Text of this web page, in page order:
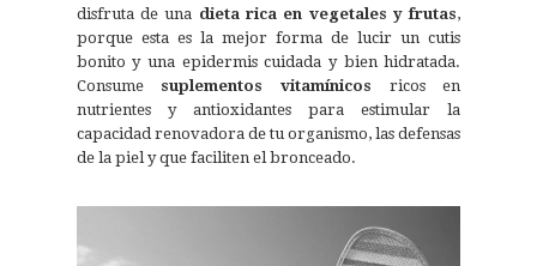
disfruta de una dieta rica en vegetales y frutas,
porque esta es la mejor forma de lucir un cutis
bonito y una epidermis cuidada y bien hidratada.
Consume suplementos vitamínicos ricos en
nutrientes y antioxidantes para estimular la
capacidad renovadora de tu organismo, las defensas
de la piel y que faciliten el bronceado.